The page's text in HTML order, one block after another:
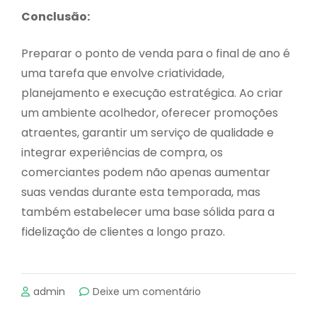
Conclusão:
Preparar o ponto de venda para o final de ano é
uma tarefa que envolve criatividade,
planejamento e execução estratégica. Ao criar
um ambiente acolhedor, oferecer promoções
atraentes, garantir um serviço de qualidade e
integrar experiências de compra, os
comerciantes podem não apenas aumentar
suas vendas durante esta temporada, mas
também estabelecer uma base sólida para a
fidelização de clientes a longo prazo.
admin Deixe um comentário